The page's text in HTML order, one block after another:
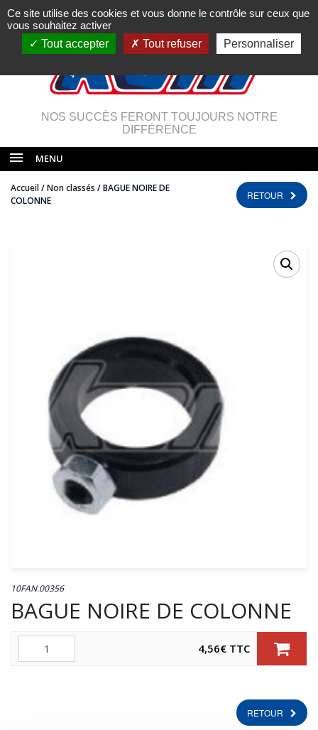
NOS SUCCÈS FERONT TOUJOURS NOTRE
DIFFÉRENCE
MENU
Accueil/Non classés / BAGUE NOIRE DE
COLONNE
RETOUR
10FAN.00356
BAGUE NOIRE DE COLONNE
Quantité 4,56€ TTC
RETOUR
Ce site utilise des cookies et vous donne le contrôle sur ceux que
vous souhaitez activer
Tout accepter
Tout refuser Personnaliser